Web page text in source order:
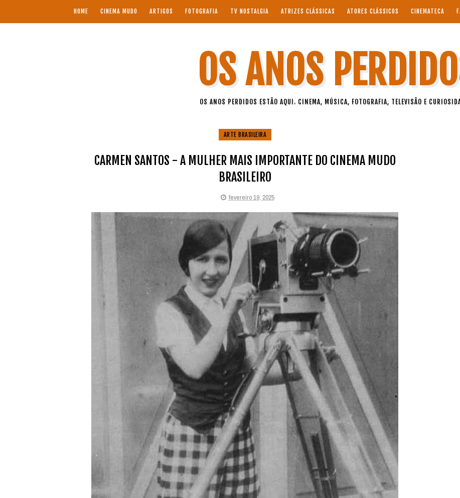
HOME CINEMA MUDO ARTIGOS FOTOGRAFIA TV NOSTALGIA ATRIZES CLÁSSICAS ATORES CLÁSSICOS CINEMATECA
OS ANOS
OS ANOS PERDIDOS ESTÃO AQUI. CINEMA, MÚSICA, FOTOGRAFIA, TELEVISÃO E
ARTE BRASILEIRA
CARMEN SANTOS - A MULHER MAIS IMPORTANTE DO CINEMA MUDO
BRASILEIRO
fevereiro 19, 2025